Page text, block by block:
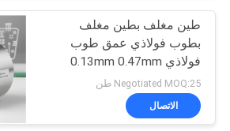
لوحة معدنية من
الصفيح
طين مغلف بطين مغلف
بطوب فولاذي عمق طوب
فولاذي 0.13mm 0.47mm
مناسبة لتغليف الأغذية
والمكونات الإلكترونية
Negotiated MOQ:25 طن
الاتصال